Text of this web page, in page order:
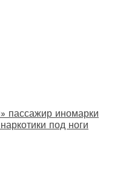
пассажир иномарки
под ноги